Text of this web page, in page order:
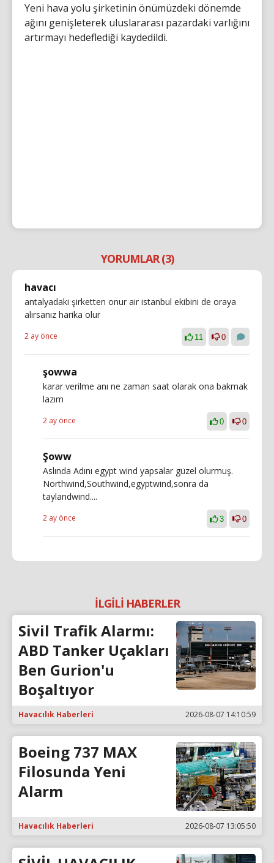
Yeni hava yolu şirketinin önümüzdeki dönemde
ağını genişleterek uluslararası pazardaki varlığını
artırmayı hedeflediği kaydedildi.
YORUMLAR (3)
havacı
antalyadaki şirketten onur air istanbul ekibini de oraya
alırsanız harika olur
2 ay önce 11 0
şowwa
karar verilme anı ne zaman saat olarak ona bakmak
lazım
2 ay önce 0 0
Şoww
Aslında Adını egypt wind yapsalar güzel olurmuş.
Northwind,Southwind,egyptwind,sonra da
taylandwind....
2 ay önce 3 0
İLGİLİ HABERLER
Sivil Trafik Alarmı:
ABD Tanker Uçakları
Ben Gurion'u
Boşaltıyor
Havacılık Haberleri 2026-08-07 14:10:59
Boeing 737 MAX
Filosunda Yeni
Alarm
Havacılık Haberleri 2026-08-07 13:05:50